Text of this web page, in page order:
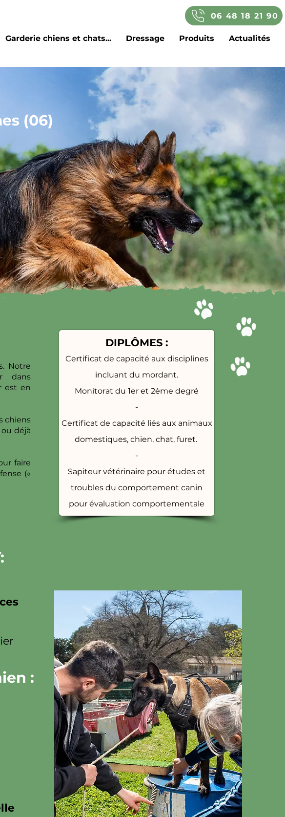
06 48 18 21 90
Garderie chiens et chats... Dressage Produits Actualités
(06)
Notre
dans
est en
chiens
déjà
faire
(«
DIPLÔMES :
Certificat de capacité aux disciplines
incluant du mordant.
Monitorat du 1er et 2ème degré
-
Certificat de capacité liés aux animaux
domestiques, chien, chat, furet.
-
Sapiteur vétérinaire pour études et
troubles du comportement canin
pour évaluation comportementale
: